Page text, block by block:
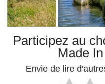
Participez au
Made
Envie de lire